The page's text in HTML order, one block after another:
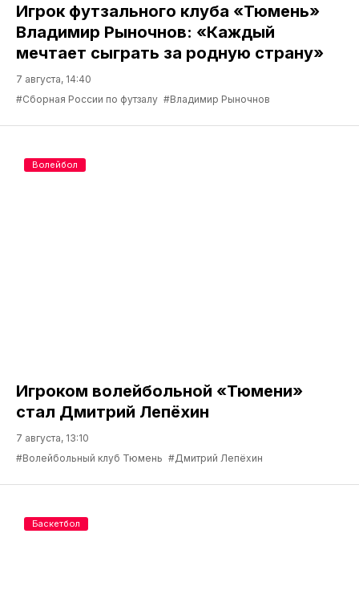
Игрок футзального клуба «Тюмень»
Владимир Рыночнов: «Каждый
мечтает сыграть за родную страну»
7 августа, 14:40
#Сборная России по футзалу #Владимир Рыночнов
Игроком волейбольной «Тюмени»
стал Дмитрий Лепёхин
7 августа, 13:10
#Волейбольный клуб Тюмень #Дмитрий Лепёхин
Волейбол
Баскетбол